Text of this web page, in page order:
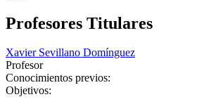
Profesores Titulares
Xavier Sevillano Domínguez
Profesor
Conocimientos previos:
Objetivos: